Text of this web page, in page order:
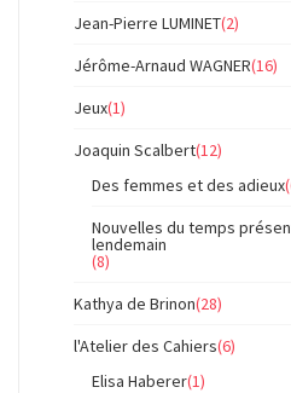
Jean-Pierre LUMINET(2)
Jérôme-Arnaud WAGNER(16)
Jeux(1)
Joaquin Scalbert(12)
Des femmes et des adieux
Nouvelles du temps
lendemain
(8)
Kathya de Brinon(28)
l'Atelier des Cahiers(6)
Elisa Haberer(1)